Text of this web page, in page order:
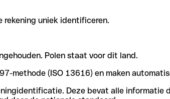
uniek identificeren.
Polen staat voor dit land.
methode (ISO 13616) en maken
Deze bevat alle informatie